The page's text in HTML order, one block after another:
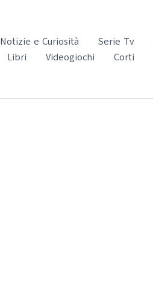
Notizie e Curiosità Serie Tv
Libri Videogiochi Corti